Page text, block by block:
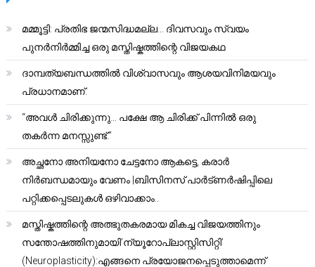
മമ്മൂട്ടി: പ്രതിഭ ജന്മസിദ്ധമല്ല… ദിവസവും സ്വയം
പുനർനിർമ്മിച്ച ഒരു മസ്തിഷ്കത്തിന്റെ വിജയകഥ
ദാമ്പത്യബന്ധത്തിൽ വിശ്വാസവും ആശയവിനിമയവും
പ്രധാനമാണ്.
“അവൾ ചിരിക്കുന്നു… പക്ഷേ ആ ചിരിക്ക് പിന്നിൽ ഒരു
തകർന്ന മനസ്സുണ്ട്.”
അച്ഛനോ അനിയനോ ചേട്ടനോ ആകട്ടെ, കരാർ
നിർബന്ധമായും വേണം |ബിസിനസ് പാർട്ണർഷിപ്പിലെ
പറ്റിക്കപ്പെടലുകൾ ഒഴിവാക്കാം..
മസ്തിഷ്കത്തിന്റെ അത്ഭുതകരമായ മികച്ച വിജയത്തിനും
സന്തോഷത്തിനുമായി’ന്യൂറോപ്ലാസ്റ്റിസിറ്റി’
(Neuroplasticity):എങ്ങനെ പ്രയോജനപ്പെടുത്താമെന്ന്